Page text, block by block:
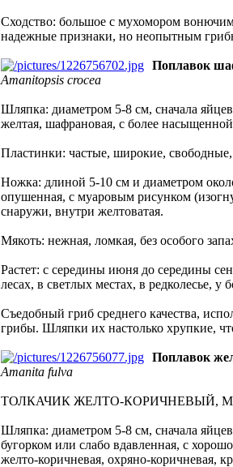
Сходство: большое с мухомором
надежные признаки, но неопытным
Поплавок
Amanitopsis crocea
Шляпка: диаметром 5-8 см, сначала
желтая, шафрановая, с более
Пластинки: частые, широкие,
Ножка: длиной 5-10 см и диаметром
опушенная, с муаровым рисунком
снаружи, внутри желтоватая.
Мякоть: нежная, ломкая, без особого
Растет: с середины июня до середины
лесах, в светлых местах, в редколесье,
Cъедобный гриб среднего качества,
грибы. Шляпки их настолько хрупкие,
Поплавок
Amanita fulva
ТОЛКАЧИК ЖЕЛТО-КОРИЧНЕВЫЙ,
Шляпка: диаметром 5-8 см, сначала
бугорком или слабо вдавленная, с
желто-коричневая, охряно-коричневая,